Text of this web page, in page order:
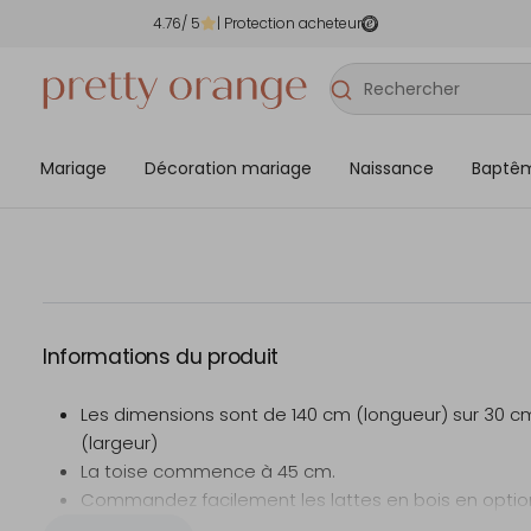
4.76/ 5 | Protection acheteur
Mariage Décoration mariage Naissance
Informations du produit
Les dimensions sont de 140 cm (longueur) sur 30
(largeur)
La toise commence à 45 cm.
Commandez facilement les lattes en bois en